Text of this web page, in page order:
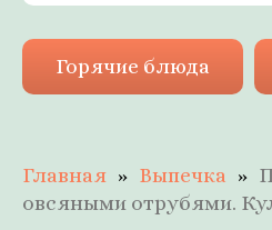
Горячие блюда
Главная Выпечка
овсяными отрубями.